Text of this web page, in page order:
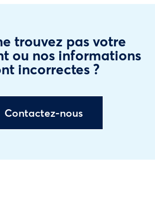
trouvez pas votre
ou nos informations
incorrectes ?
Contactez-nous